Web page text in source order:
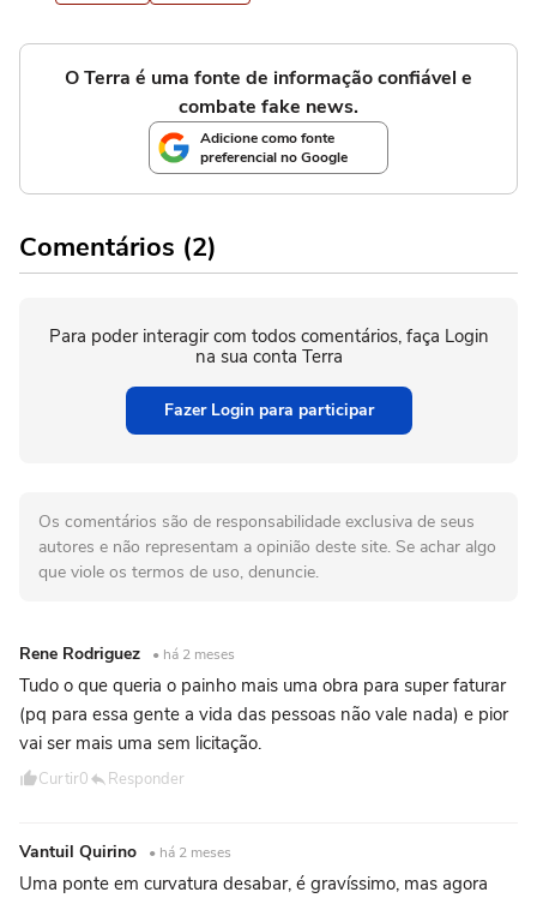
O Terra é uma fonte de informação confiável e
combate fake news.
Adicione como fonte
preferencial no Google
Comentários (2)
Para poder interagir com todos comentários, faça Login
na sua conta Terra
Fazer Login para participar
Os comentários são de responsabilidade exclusiva de seus
autores e não representam a opinião deste site. Se achar algo
que viole os termos de uso, denuncie.
Rene Rodriguez • há 2 meses
Tudo o que queria o painho mais uma obra para super faturar
(pq para essa gente a vida das pessoas não vale nada) e pior
vai ser mais uma sem licitação.
Curtir0 Responder
Vantuil Quirino • há 2 meses
Uma ponte em curvatura desabar, é gravíssimo, mas agora